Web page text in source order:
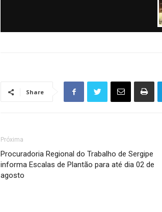
Share
Próxima
Procuradoria Regional do Trabalho de Sergipe
informa Escalas de Plantão para até dia 02 de
agosto